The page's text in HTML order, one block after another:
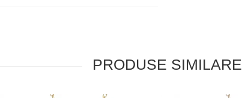
PRODUSE SIMILARE